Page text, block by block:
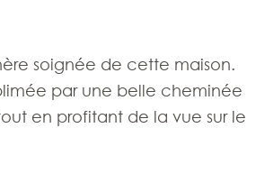
soignée de cette maison.
par une belle cheminée
en profitant de la vue sur le